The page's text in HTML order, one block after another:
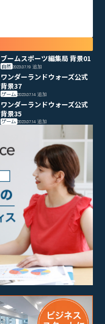
ブームスポーツ編集局 背景01
自然 2023.07.19追加
ワンダーランドウォーズ公式
背景37
ゲーム 2023.07.14追加
ワンダーランドウォーズ公式
背景35
ゲーム 2023.07.14追加